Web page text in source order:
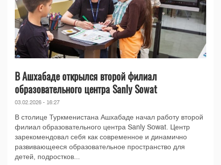
В Ашхабаде открылся второй филиал
образовательного центра Sanly Sowat
03.02.2026 - 16:27
В столице Туркменистана Ашхабаде начал работу второй
филиал образовательного центра Sanly Sowat. Центр
зарекомендовал себя как современное и динамично
развивающееся образовательное пространство для
детей, подростков...